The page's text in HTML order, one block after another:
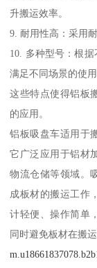
升搬运效率。
9. 耐用性高：采用
10. 多种型号：根
满足不同场景的使用
这些特点使得铝板
的应用。
铝板吸盘车适用于
它广泛应用于铝材
物流仓储等领域。
成板材的搬运工作
计轻便、操作简单
同时避免板材在搬